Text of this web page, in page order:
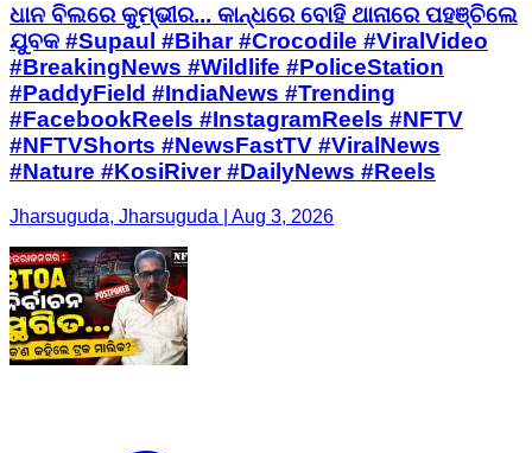
ଧାନ ବିଲରେ କୁମ୍ଭୀର... କାନ୍ଧରେ ବୋହି ଥାନାରେ ପହଞ୍ଚିଲେ
ଯୁବକ #Supaul #Bihar #Crocodile #ViralVideo
#BreakingNews #Wildlife #PoliceStation
#PaddyField #IndiaNews #Trending
#FacebookReels #InstagramReels #NFTV
#NFTVShorts #NewsFastTV #ViralNews
#Nature #KosiRiver #DailyNews #Reels
Jharsuguda, Jharsuguda | Aug 3, 2026